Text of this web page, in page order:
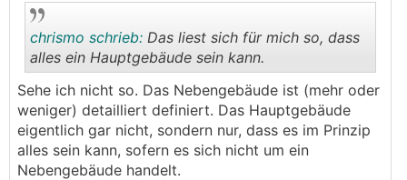
..
chrismo schrieb: Das liest sich für mich so, dass
alles ein Hauptgebäude sein kann.
Sehe ich nicht so. Das Nebengebäude ist (mehr oder
weniger) detailliert definiert. Das Hauptgebäude
eigentlich gar nicht, sondern nur, dass es im Prinzip
alles sein kann, sofern es sich nicht um ein
Nebengebäude handelt.